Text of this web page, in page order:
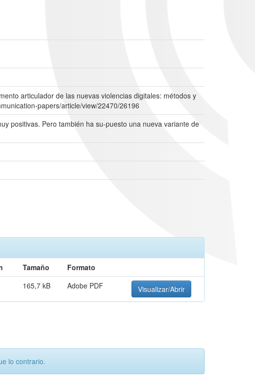
articulador de las nuevas violencias digitales: métodos y
papers/article/view/22470/26196
positivas. Pero también ha su-puesto una nueva variante de
Tamaño
Formato
165,7 kB Adobe PDF Visualizar/Abrir
lo contrario.